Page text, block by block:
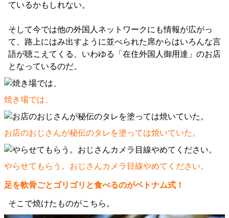
ているかもしれない。
そして今では他の外国人ネットワークにも情報が広がっ
て、路上にはみ出すように並べられた席からはいろんな言
語が聴こえてくる、いわゆる「在住外国人御用達」のお店
となっているのだ。
焼き場では、
お店のおじさんが秘伝のタレを塗っては焼いていた。
やらせてもらう。おじさんカメラ目線やめてください。
足を軟骨ごとゴリゴリと食べるのがベトナム式！
そこで焼けたものがこちら。